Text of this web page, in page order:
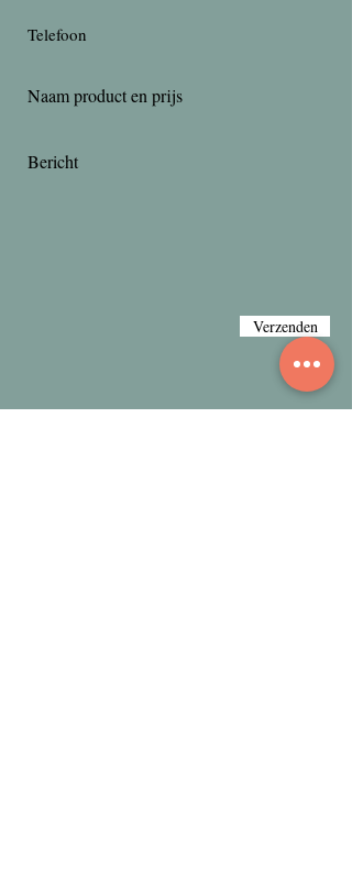
Verzenden